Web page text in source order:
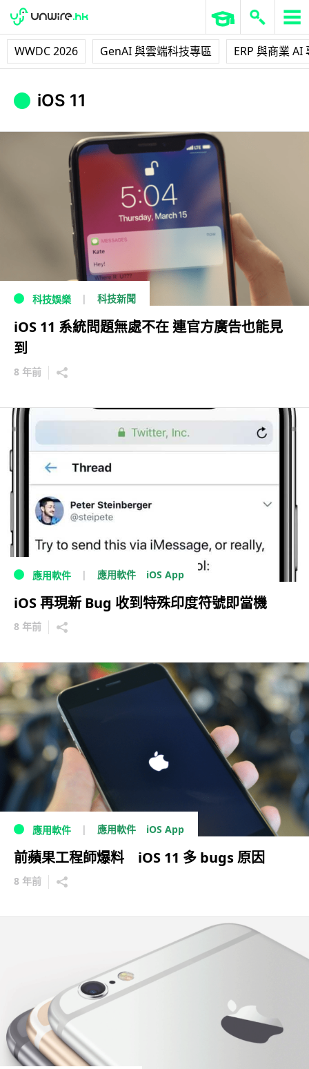
WWDC 2026 GenAI 與雲端科技專區 ERP 與商業 AI
iOS 11
科技娛樂 科技新聞
iOS 11 系統問題無處不在 連官方廣告也能見
到
8 年前
應用軟件 應用軟件 iOS App
iOS 再現新 Bug 收到特殊印度符號即當機
8 年前
應用軟件 應用軟件 iOS App
前蘋果工程師爆料 iOS 11 多 bugs 原因
8 年前